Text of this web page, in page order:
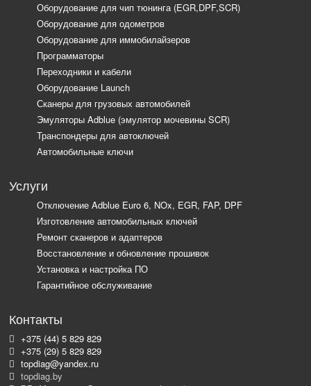
Оборудование для чип тюнинга (EGR,DPF,SCR)
Оборудование для одометров
Оборудование для иммобилайзеров
Программаторы
Переходники и кабели
Оборудование Launch
Сканеры для грузовых автомобилей
Эмуляторы Adblue (эмулятор мочевины SCR)
Транспондеры для автоключей
Автомобильные ключи
Услуги
Отключение Adblue Euro 6, NOx, EGR, FAP, DPF
Изготовление автомобильных ключей
Ремонт сканеров и адаптеров
Восстановление и обновление прошивок
Установка и настройка ПО
Гарантийное обслуживание
Контакты
+375 (44) 5 829 829
+375 (29) 5 829 829
topdiag@yandex.ru
topdiag.by